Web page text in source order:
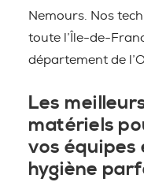
Nemours. Nos
toute l’Île-de-
département de
Les
matériels
vos équipes
hygiène